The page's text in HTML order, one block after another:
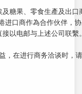
糖果、零食生產及出口
进口商作為合作伙伴，
接以电邮与上述公司联繫
，在进行商务洽谈时，